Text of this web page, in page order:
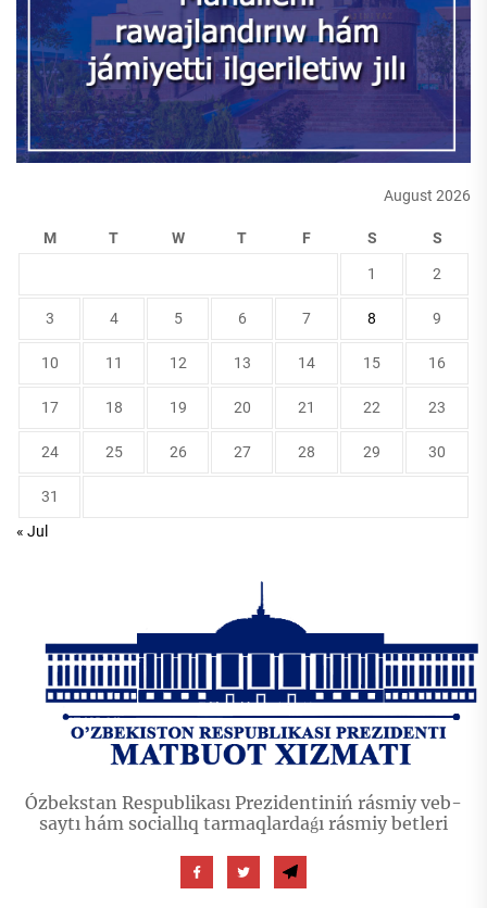
August 2026
M T W T F S S
1 2
3 4 5 6 7 8 9
10 11 12 13 14 15 16
17 18 19 20 21 22 23
24 25 26 27 28 29 30
31
« Jul
Ózbekstan Respublikası Prezidentiniń rásmiy veb-
saytı hám sociallıq tarmaqlardaǵı rásmiy betleri